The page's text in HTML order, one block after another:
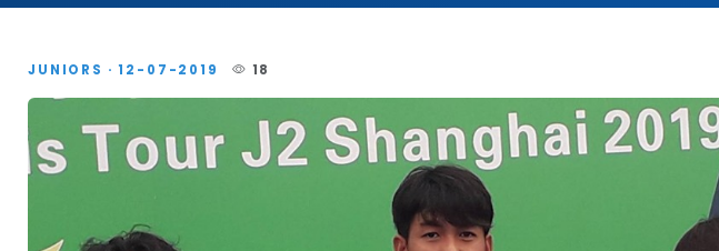
JUNIORS · 12-07-2019 18